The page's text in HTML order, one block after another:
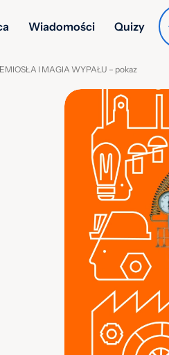
Wiadomości Quizy
I MAGIA WYPAŁU – pokaz